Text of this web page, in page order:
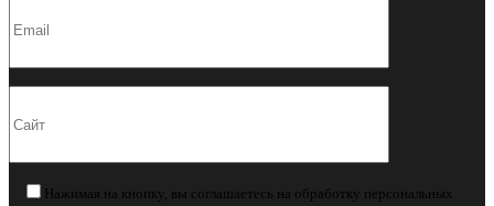
Нажимая на кнопку, вы соглашаетесь на обработку персональных